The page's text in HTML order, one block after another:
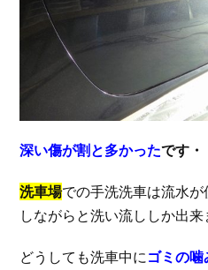
深い傷が割と多かったです・
洗車場での手洗洗車は流水
しながらと洗い流ししか出来
どうしても洗車中に ゴミの